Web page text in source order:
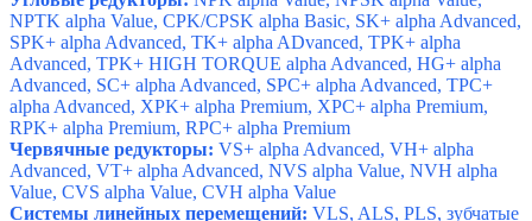
NPTK alpha Value, CPK/CPSK alpha Basic, SK+ alpha Advanced,
SPK+ alpha Advanced, TK+ alpha ADvanced, TPK+ alpha
Advanced, TPK+ HIGH TORQUE alpha Advanced, HG+ alpha
Advanced, SC+ alpha Advanced, SPC+ alpha Advanced, TPC+
alpha Advanced, XPK+ alpha Premium, XPC+ alpha Premium,
RPK+ alpha Premium, RPC+ alpha Premium
Червячные редукторы: VS+ alpha Advanced, VH+ alpha
Advanced, VT+ alpha Advanced, NVS alpha Value, NVH alpha
Value, CVS alpha Value, CVH alpha Value
Системы линейных перемещений: VLS, ALS, PLS, зубчатые